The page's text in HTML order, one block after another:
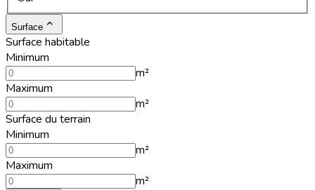
Surface
Surface habitable
Minimum
m²
Maximum
m²
Surface du terrain
Minimum
m²
Maximum
m²